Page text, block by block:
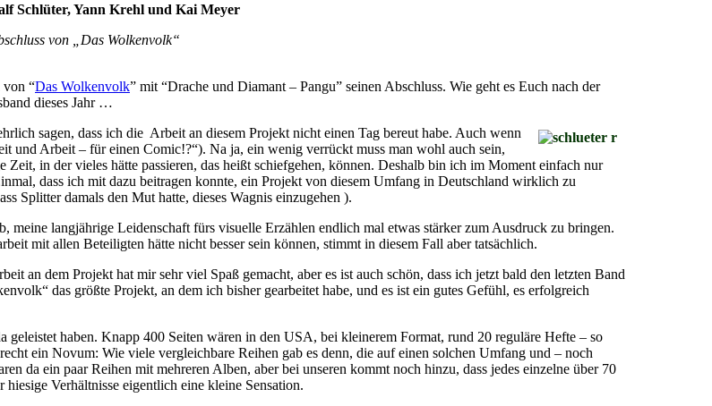
Schlüter, Yann Krehl und Kai Meyer
von „Das Wolkenvolk“
“Das Wolkenvolk” mit “Drache und Diamant – Pangu” seinen Abschluss. Wie geht es Euch nach der
dieses Jahr …
sagen, dass ich die Arbeit an diesem Projekt nicht einen Tag bereut habe. Auch wenn
und Arbeit – für einen Comic!?“). Na ja, ein wenig verrückt muss man wohl auch sein,
in der vieles hätte passieren, das heißt schiefgehen, können. Deshalb bin ich im Moment einfach nur
dass ich mit dazu beitragen konnte, ein Projekt von diesem Umfang in Deutschland wirklich zu
Splitter damals den Mut hatte, dieses Wagnis einzugehen ).
langjährige Leidenschaft fürs visuelle Erzählen endlich mal etwas stärker zum Ausdruck zu bringen.
mit allen Beteiligten hätte nicht besser sein können, stimmt in diesem Fall aber tatsächlich.
an dem Projekt hat mir sehr viel Spaß gemacht, aber es ist auch schön, dass ich jetzt bald den letzten Band
das größte Projekt, an dem ich bisher gearbeitet habe, und es ist ein gutes Gefühl, es erfolgreich
haben. Knapp 400 Seiten wären in den USA, bei kleinerem Format, rund 20 reguläre Hefte – so
ein Novum: Wie viele vergleichbare Reihen gab es denn, die auf einen solchen Umfang und – noch
da ein paar Reihen mit mehreren Alben, aber bei unseren kommt noch hinzu, dass jedes einzelne über 70
Verhältnisse eigentlich eine kleine Sensation.